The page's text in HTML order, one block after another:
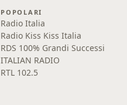
POPOLARI
Radio Italia
Radio Kiss Kiss Italia
RDS 100% Grandi Successi
ITALIAN RADIO
RTL 102.5